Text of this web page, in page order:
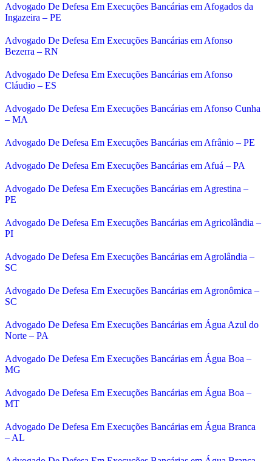
Advogado De Defesa Em Execuções Bancárias em Afogados da
Ingazeira – PE
Advogado De Defesa Em Execuções Bancárias em Afonso
Bezerra – RN
Advogado De Defesa Em Execuções Bancárias em Afonso
Cláudio – ES
Advogado De Defesa Em Execuções Bancárias em Afonso Cunha
– MA
Advogado De Defesa Em Execuções Bancárias em Afrânio – PE
Advogado De Defesa Em Execuções Bancárias em Afuá – PA
Advogado De Defesa Em Execuções Bancárias em Agrestina –
PE
Advogado De Defesa Em Execuções Bancárias em Agricolândia –
PI
Advogado De Defesa Em Execuções Bancárias em Agrolândia –
SC
Advogado De Defesa Em Execuções Bancárias em Agronômica –
SC
Advogado De Defesa Em Execuções Bancárias em Água Azul do
Norte – PA
Advogado De Defesa Em Execuções Bancárias em Água Boa –
MG
Advogado De Defesa Em Execuções Bancárias em Água Boa –
MT
Advogado De Defesa Em Execuções Bancárias em Água Branca
– AL